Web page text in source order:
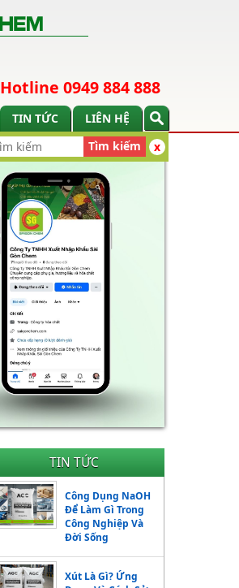
Hotline 0949 884 888
TIN TỨC
LIÊN HỆ
x
Tìm kiếm
TIN TỨC
Công Dụng NaOH
Để Làm Gì Trong
Công Nghiệp Và
Đời Sống
Xút Là Gì? Ứng